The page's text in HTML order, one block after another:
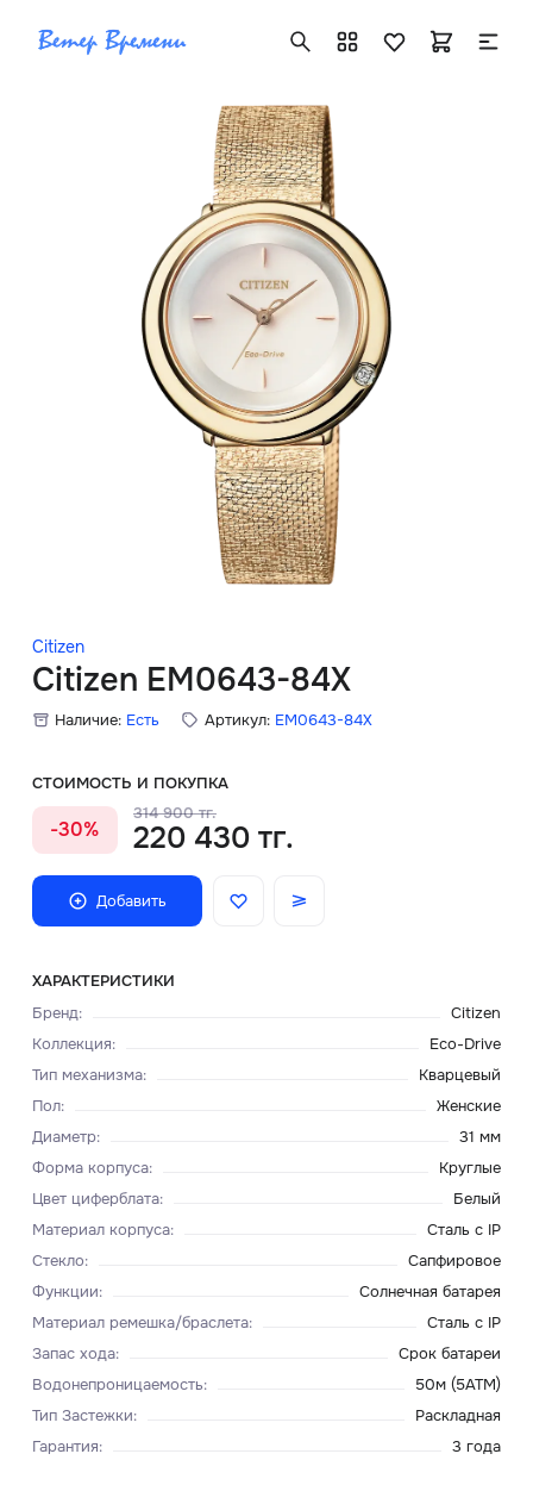
Citizen
Citizen EM0643-84X
Наличие: Есть Артикул: EM0643-84X
СТОИМОСТЬ И ПОКУПКА
-30%
314 900 тг.
220 430 тг.
Добавить
ХАРАКТЕРИСТИКИ
Бренд:
Citizen
Коллекция:
Eco-Drive
Тип механизма:
Кварцевый
Пол:
Женские
Диаметр:
31 мм
Форма корпуса:
Круглые
Цвет циферблата:
Белый
Материал корпуса:
Сталь c IP
Стекло:
Сапфировое
Функции:
Солнечная батарея
Материал ремешка/браслета:
Сталь c IP
Запас хода:
Срок батареи
Водонепроницаемость:
50м (5ATM)
Тип Застежки:
Раскладная
Гарантия: 3 года
+7 ( 705 ) 181-42-50
info@vetervremeni.kz
Авторизация
Каталог
Мужские часы
Женские часы
Скидки
Главная
О нас
Доставка и оплата
Блог